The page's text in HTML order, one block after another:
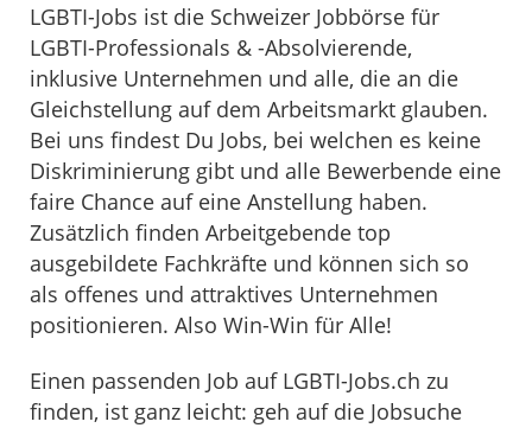
LGBTI-Jobs ist die Schweizer Jobbörse für
LGBTI-Professionals & -Absolvierende,
inklusive Unternehmen und alle, die an die
Gleichstellung auf dem Arbeitsmarkt glauben.
Bei uns findest Du Jobs, bei welchen es keine
Diskriminierung gibt und alle Bewerbende eine
faire Chance auf eine Anstellung haben.
Zusätzlich finden Arbeitgebende top
ausgebildete Fachkräfte und können sich so
als offenes und attraktives Unternehmen
positionieren. Also Win-Win für Alle!
Einen passenden Job auf LGBTI-Jobs.ch zu
finden, ist ganz leicht: geh auf die Jobsuche